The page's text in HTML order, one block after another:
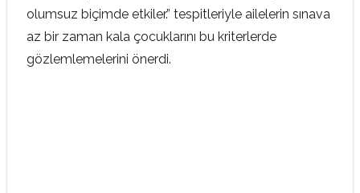
olumsuz biçimde etkiler.” tespitleriyle ailelerin sınava
az bir zaman kala çocuklarını bu kriterlerde
gözlemlemelerini önerdi.